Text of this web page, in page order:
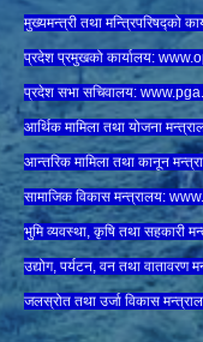
मुख्यमन्त्री तथा मन्त्रिपरिषद्को
प्रदेश प्रमुखको कार्यालय:
प्रदेश सभा सचिवालय: www.
आर्थिक मामिला तथा योजना
आन्तरिक मामिला तथा कानून
सामाजिक विकास मन्त्रालय: www.
भुमि व्यवस्था, कृषि तथा सहकारी
उद्योग, पर्यटन, वन तथा वातावरण
जलस्रोत तथा उर्जा विकास